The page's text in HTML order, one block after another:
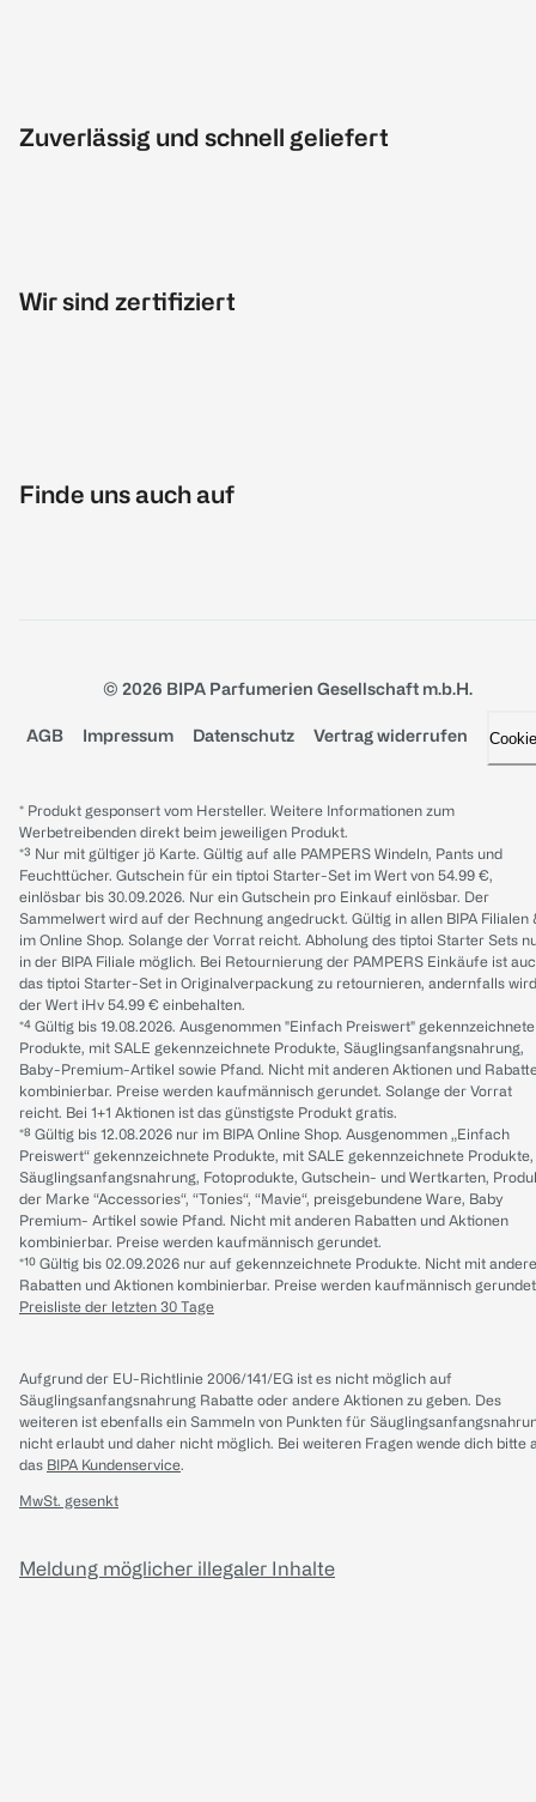
Zuverlässig und schnell geliefert
Wir sind zertifiziert
Finde uns auch auf
© 2026 BIPA Parfumerien Gesellschaft m.b.H.
AGB Impressum Datenschutz Vertrag widerrufen
* Produkt gesponsert vom Hersteller. Weitere Informationen zum
Werbetreibenden direkt beim jeweiligen Produkt.
*³ Nur mit gültiger jö Karte. Gültig auf alle PAMPERS Windeln, Pants und
Feuchttücher. Gutschein für ein tiptoi Starter-Set im Wert von 54.99 €,
einlösbar bis 30.09.2026. Nur ein Gutschein pro Einkauf einlösbar. Der
Sammelwert wird auf der Rechnung angedruckt. Gültig in allen BIPA Filialen
im Online Shop. Solange der Vorrat reicht. Abholung des tiptoi Starter Sets
in der BIPA Filiale möglich. Bei Retournierung der PAMPERS Einkäufe ist
das tiptoi Starter-Set in Originalverpackung zu retournieren, andernfalls wird
der Wert iHv 54.99 € einbehalten.
*⁴ Gültig bis 19.08.2026. Ausgenommen "Einfach Preiswert" gekennzeichnete
Produkte, mit SALE gekennzeichnete Produkte, Säuglingsanfangsnahrung,
Baby-Premium-Artikel sowie Pfand. Nicht mit anderen Aktionen und
kombinierbar. Preise werden kaufmännisch gerundet. Solange der Vorrat
reicht. Bei 1+1 Aktionen ist das günstigste Produkt gratis.
*⁸ Gültig bis 12.08.2026 nur im BIPA Online Shop. Ausgenommen „Einfach
Preiswert“ gekennzeichnete Produkte, mit SALE gekennzeichnete Produkte,
Säuglingsanfangsnahrung, Fotoprodukte, Gutschein- und Wertkarten,
der Marke “Accessories“, “Tonies“, “Mavie“, preisgebundene Ware, Baby
Premium- Artikel sowie Pfand. Nicht mit anderen Rabatten und Aktionen
kombinierbar. Preise werden kaufmännisch gerundet.
*¹⁰ Gültig bis 02.09.2026 nur auf gekennzeichnete Produkte. Nicht mit
Rabatten und Aktionen kombinierbar. Preise werden kaufmännisch
Preisliste der letzten 30 Tage
Aufgrund der EU-Richtlinie 2006/141/EG ist es nicht möglich auf
Säuglingsanfangsnahrung Rabatte oder andere Aktionen zu geben. Des
weiteren ist ebenfalls ein Sammeln von Punkten für
nicht erlaubt und daher nicht möglich. Bei weiteren Fragen wende dich bitte
das BIPA Kundenservice.
MwSt. gesenkt
Meldung möglicher illegaler Inhalte